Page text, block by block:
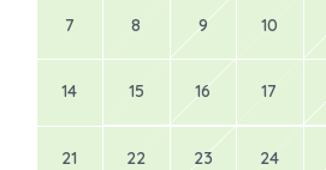
7 8 9 10
14 15 16 17
21 22 23 24